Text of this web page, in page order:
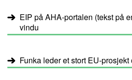
EIP på AHA-portalen (tekst på
vindu
Funka leder et stort EU-